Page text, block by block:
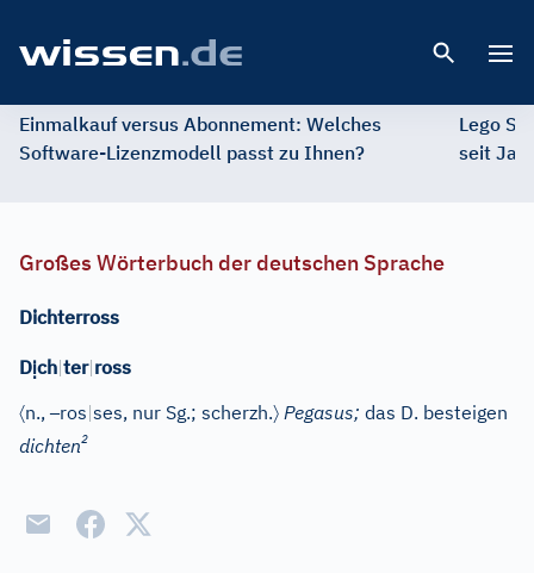
Einmalkauf versus Abonnement: Welches
Software-Lizenzmodell passt zu Ihnen?
Lego
seit
Großes Wörterbuch der deutschen Sprache
Dichterross
Dịch|ter|ross
〈n.,–ros|ses, nur Sg.; scherzh.〉 Pegasus; das D. besteigen
dichten2